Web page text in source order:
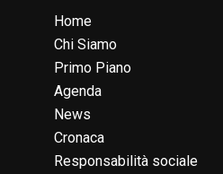
Home
Chi Siamo
Primo Piano
Agenda
News
Cronaca
Responsabilità sociale